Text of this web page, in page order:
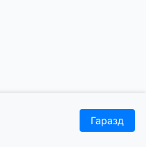
Увійти
Гаразд